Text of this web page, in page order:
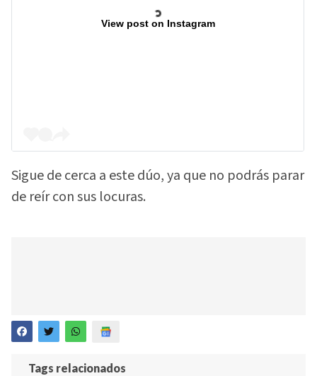
View post on Instagram
Sigue de cerca a este dúo, ya que no podrás parar
de reír con sus locuras.
Tags relacionados